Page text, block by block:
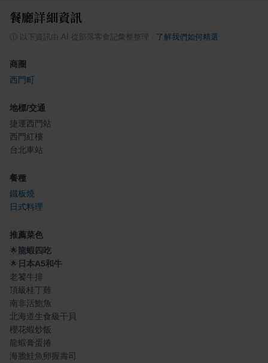
餐廳詳細資訊
以下資訊由 AI 從部落客食記彙整整理 了解我們如何精選
商圈
西門町
地標/交通
捷運西門站
西門紅樓
台北車站
餐種
鐵板燒
日式料理
推薦菜色
🌟龍蝦四吃
🌟 日本A5和牛
老饕牛排
頂級桂丁雞
南非活鮑魚
北海道生食級干貝
櫻花蝦炒飯
龍蝦膏蛋捲
海膽鮭魚卵握壽司